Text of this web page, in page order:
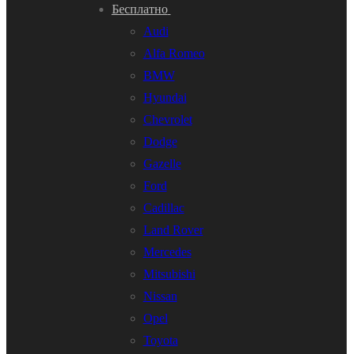
Бесплатно
Audi
Alfa Romeo
BMW
Hyundai
Chevrolet
Dodge
Gazelle
Ford
Cadillac
Land Rover
Mercedes
Mitsubishi
Nissan
Opel
Toyota